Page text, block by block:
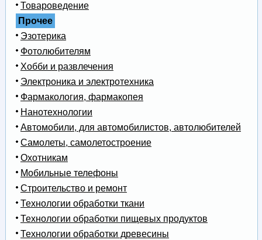
Товароведение
Прочее
Эзотерика
Фотолюбителям
Хобби и развлечения
Электроника и электротехника
Фармакология, фармакопея
Нанотехнологии
Автомобили, для автомобилистов, автолюбителей
Самолеты, самолетостроение
Охотникам
Мобильные телефоны
Строительство и ремонт
Технологии обработки ткани
Технологии обработки пищевых продуктов
Технологии обработки древесины